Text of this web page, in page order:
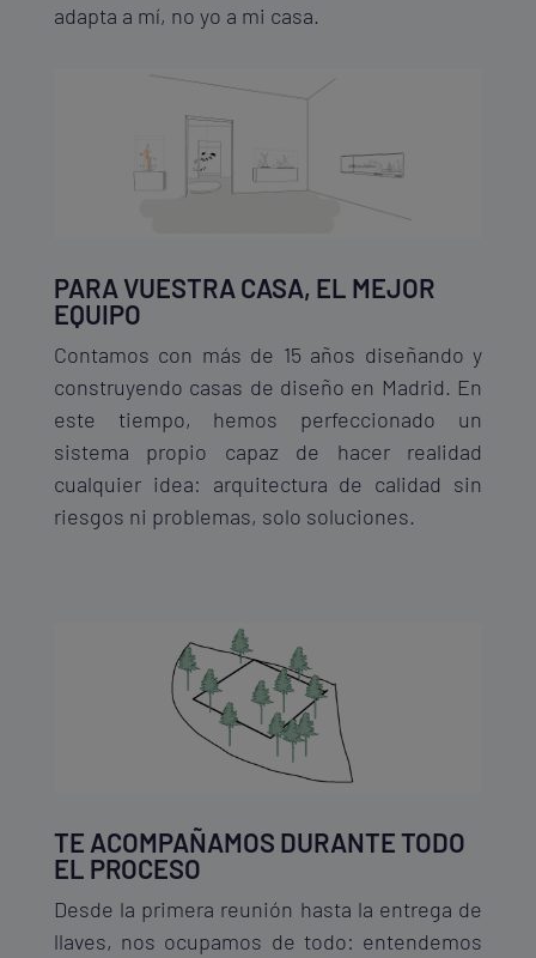
adapta a mí, no yo a mi casa.
PARA VUESTRA CASA, EL MEJOR
EQUIPO
Contamos con más de 15 años diseñando y
construyendo casas de diseño en Madrid. En
este tiempo, hemos perfeccionado un
sistema propio capaz de hacer realidad
cualquier idea: arquitectura de calidad sin
riesgos ni problemas, solo soluciones.
TE ACOMPAÑAMOS DURANTE TODO
EL PROCESO
Desde la primera reunión hasta la entrega de
llaves, nos ocupamos de todo: entendemos